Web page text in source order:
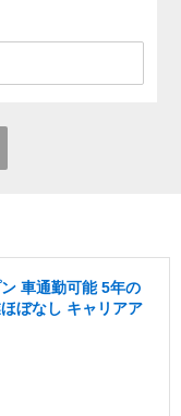
車通勤可能 5年の
ぼなし キャリアア